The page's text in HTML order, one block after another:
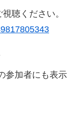
聴ください。
加者にも表示